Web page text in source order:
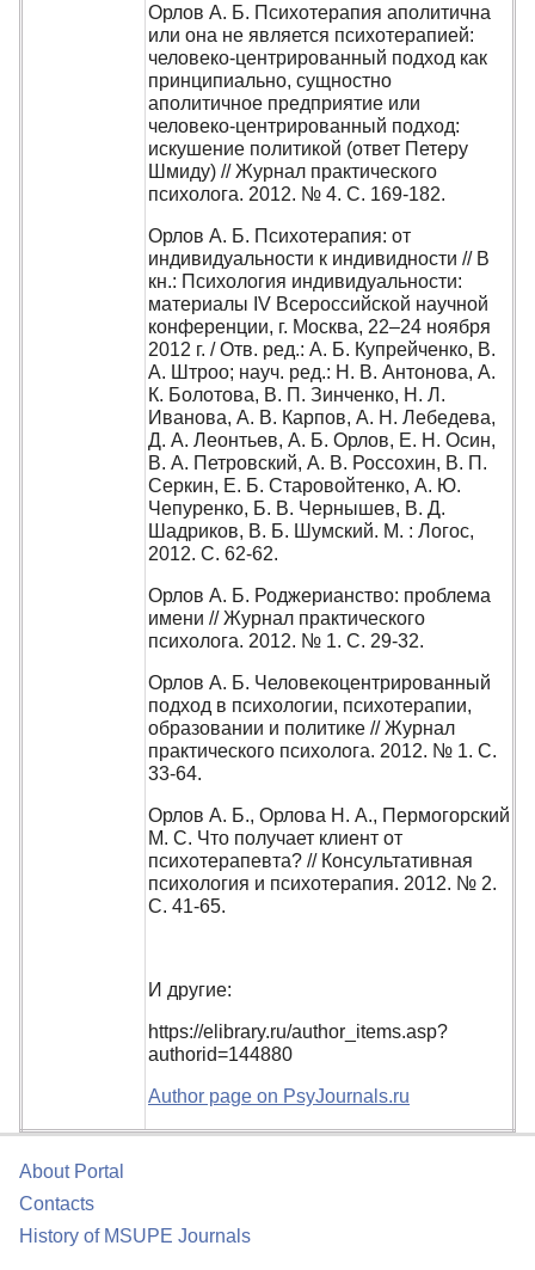
Орлов А. Б. Психотерапия аполитична
или она не является психотерапией:
человеко-центрированный подход как
принципиально, сущностно
аполитичное предприятие или
человеко-центрированный подход:
искушение политикой (ответ Петеру
Шмиду) // Журнал практического
психолога. 2012. № 4. С. 169-182.
Орлов А. Б. Психотерапия: от
индивидуальности к индивидности // В
кн.: Психология индивидуальности:
материалы IV Всероссийской научной
конференции, г. Москва, 22–24 ноября
2012 г. / Отв. ред.: А. Б. Купрейченко, В.
А. Штроо; науч. ред.: Н. В. Антонова, А.
К. Болотова, В. П. Зинченко, Н. Л.
Иванова, А. В. Карпов, А. Н. Лебедева,
Д. А. Леонтьев, А. Б. Орлов, Е. Н. Осин,
В. А. Петровский, А. В. Россохин, В. П.
Серкин, Е. Б. Старовойтенко, А. Ю.
Чепуренко, Б. В. Чернышев, В. Д.
Шадриков, В. Б. Шумский. М. : Логос,
2012. С. 62-62.
Орлов А. Б. Роджерианство: проблема
имени // Журнал практического
психолога. 2012. № 1. С. 29-32.
Орлов А. Б. Человекоцентрированный
подход в психологии, психотерапии,
образовании и политике // Журнал
практического психолога. 2012. № 1. С.
33-64.
Орлов А. Б., Орлова Н. А., Пермогорский
М. С. Что получает клиент от
психотерапевта? // Консультативная
психология и психотерапия. 2012. № 2.
С. 41-65.
И другие:
https://elibrary.ru/author_items.asp?
authorid=144880
Author page on PsyJournals.ru
About Portal
Contacts
History of MSUPE Journals